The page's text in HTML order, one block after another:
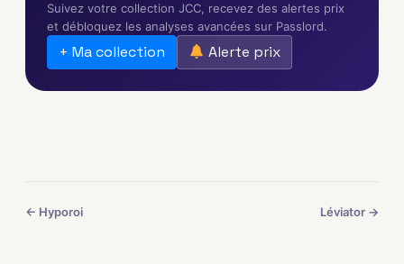
Suivez votre collection JCC, recevez des alertes prix
et débloquez les analyses avancées sur Passlord.
+ Ma collection Alerte prix
← Hyporoi Léviator →